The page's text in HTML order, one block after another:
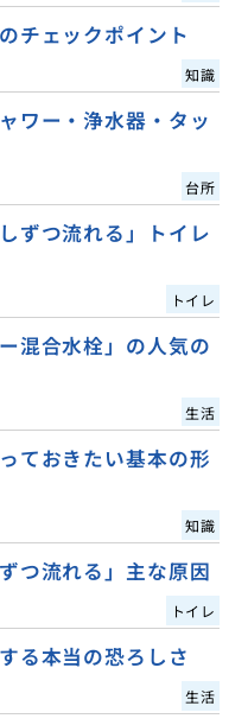
チェックポイント
知識
ワー・浄水器・タッ
台所
ずつ流れる」トイレ
トイレ
混合水栓」の人気の
生活
ておきたい基本の形
知識
つ流れる」主な原因
トイレ
る本当の恐ろしさ
生活